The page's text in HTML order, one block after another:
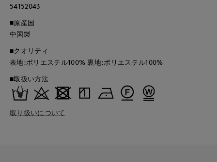
54152043
■原産国
中国製
■クオリティ
表地:ポリエステル100% 裏地:ポリエステル100%
■取扱い方法
取り扱いについて